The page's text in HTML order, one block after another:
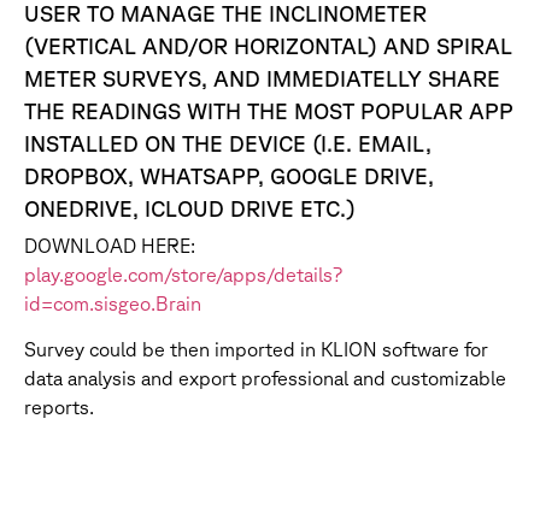
USER TO MANAGE THE INCLINOMETER
(VERTICAL AND/OR HORIZONTAL) AND SPIRAL
METER SURVEYS, AND IMMEDIATELLY SHARE
THE READINGS WITH THE MOST POPULAR APP
INSTALLED ON THE DEVICE (I.E. EMAIL,
DROPBOX, WHATSAPP, GOOGLE DRIVE,
ONEDRIVE, ICLOUD DRIVE ETC.)
DOWNLOAD HERE:
play.google.com/store/apps/details?
id=com.sisgeo.Brain
Survey could be then imported in KLION software for
data analysis and export professional and customizable
reports.